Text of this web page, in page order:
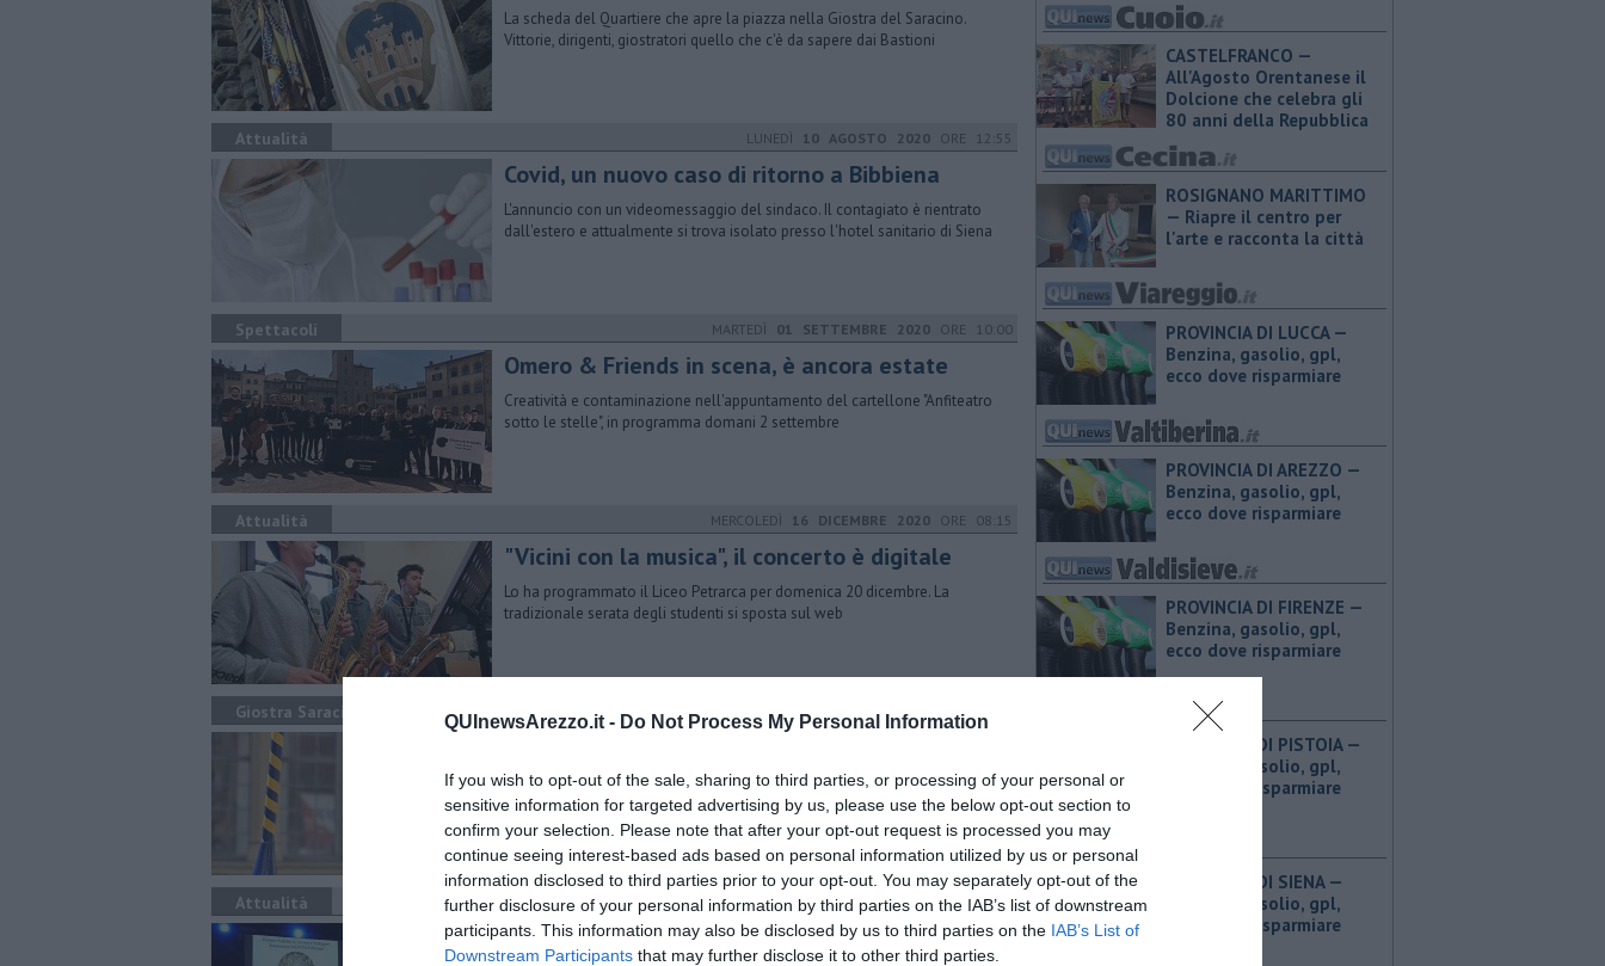
QUInewsArezzo.it - Do Not Process My Personal Information
If you wish to opt-out of the sale, sharing to third parties, or processing of your personal or
sensitive information for targeted advertising by us, please use the below opt-out section to
confirm your selection. Please note that after your opt-out request is processed you may
continue seeing interest-based ads based on personal information utilized by us or personal
information disclosed to third parties prior to your opt-out. You may separately opt-out of the
further disclosure of your personal information by third parties on the IAB’s list of downstream
participants. This information may also be disclosed by us to third parties on the IAB’s List of
Downstream Participants that may further disclose it to other third parties.
La scheda del Quartiere che apre la piazza nella Giostra del Saracino.
Vittorie, dirigenti, giostratori quello che c'è da sapere dai Bastioni
Attualità LUNEDÌ 10 AGOSTO 2020 ORE 12:55
Covid, un nuovo caso di ritorno a Bibbiena
L'annuncio con un videomessaggio del sindaco. Il contagiato è rientrato
dall'estero e attualmente si trova isolato presso l'hotel sanitario di Siena
Spettacoli MARTEDÌ 01 SETTEMBRE 2020 ORE 10:00
Omero & Friends in scena, è ancora estate
Creatività e contaminazione nell'appuntamento del cartellone "Anfiteatro
sotto le stelle", in programma domani 2 settembre
Attualità MERCOLEDÌ 16 DICEMBRE 2020 ORE 08:15
"Vicini con la musica", il concerto è digitale
Lo ha programmato il Liceo Petrarca per domenica 20 dicembre. La
tradizionale serata degli studenti si sposta sul web
Giostra Saracino MARTEDÌ31 AGOSTO 2021 ORE 10:30
La scheda del Quartiere secondo a scendere sulla lizza. Vittorie, dirigenti,
giostratori quello che c'è da sapere dai Bastioni
Attualità VENERDÌ24 GIUGNO 2022ORE 12:30
Ecco gli aretini premiati per la fedeltà al
CASTELFRANCO —
All'Agosto Orentanese il
Dolcione che celebra gli
80 anni della Repubblica
ROSIGNANO MARITTIMO
— Riapre il centro per
l'arte e racconta la città
PROVINCIA DI LUCCA — ​
Benzina, gasolio, gpl,
ecco dove risparmiare
PROVINCIA DI AREZZO — ​
Benzina, gasolio, gpl,
ecco dove risparmiare
PROVINCIA DI FIRENZE — ​
Benzina, gasolio, gpl,
ecco dove risparmiare
PROVINCIA DI PISTOIA — ​
Benzina, gasolio, gpl,
ecco dove risparmiare
PROVINCIA DI SIENA — ​
Benzina, gasolio, gpl,
ecco dove risparmiare